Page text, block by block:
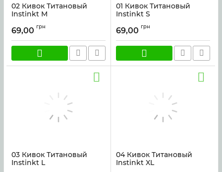
02 Кивок Титановый
Instinkt M
69,00 грн
01 Кивок Титановый
Instinkt S
69,00 грн
03 Кивок Титановый
Instinkt L
04 Кивок Титановый
Instinkt XL